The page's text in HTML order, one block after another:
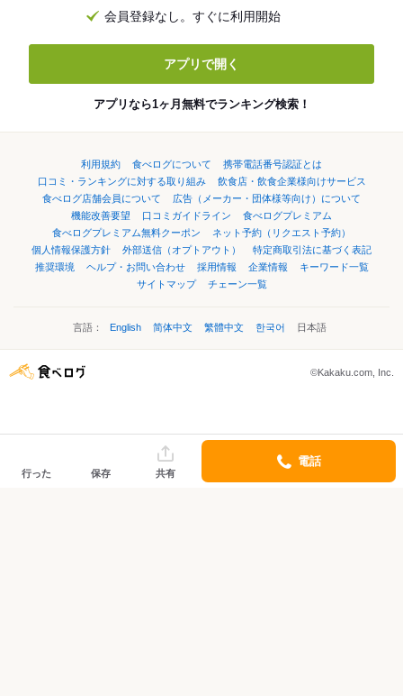
会員登録なし。すぐに利用開始
アプリで開く
アプリなら1ヶ月無料でランキング検索！
利用規約 食べログについて
携帯電話番号認証とは
口コミ・ランキングに対する取り組み
飲食店・飲食企業様向けサービス
食べログ店舗会員について
広告（メーカー・団体様等向け）について
機能改善要望
口コミガイドライン
食べログプレミアム
食べログプレミアム無料クーポン
ネット予約（リクエスト予約）
個人情報保護方針
外部送信（オプトアウト）
特定商取引法に基づく表記
推奨環境
ヘルプ・お問い合わせ 採用情報 企業情報
キーワード一覧
サイトマップ
チェーン一覧
言語： English 简体中文 繁體中文 한국어 日本語
©Kakaku.com, Inc.
行った 保存 共有
電話